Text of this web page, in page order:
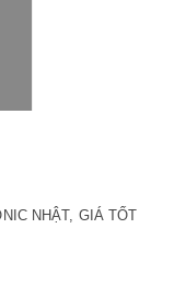
NHẬT, GIÁ TỐT